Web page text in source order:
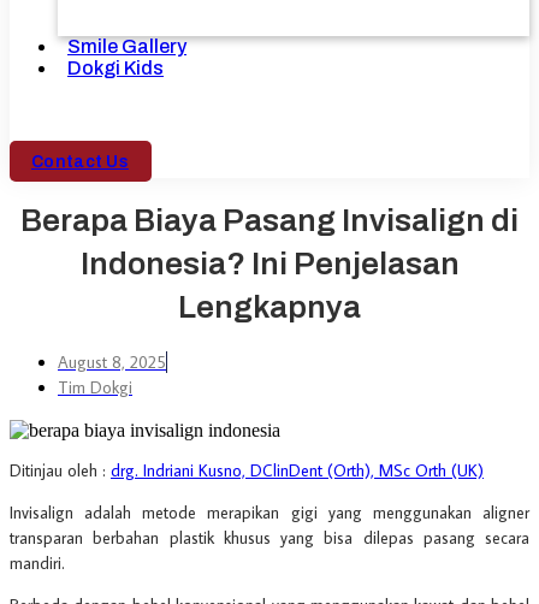
Smile Gallery
Dokgi Kids
Contact Us
Berapa Biaya Pasang Invisalign di
Indonesia? Ini Penjelasan
Lengkapnya
August 8, 2025
Tim Dokgi
Ditinjau oleh : drg. Indriani Kusno, DClinDent (Orth), MSc Orth (UK)
Invisalign adalah metode merapikan gigi yang menggunakan aligner
transparan berbahan plastik khusus yang bisa dilepas pasang secara
mandiri.